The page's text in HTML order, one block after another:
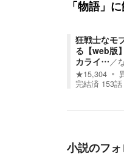
「物語」
狂戦士なモ
る【web版
カライ…／
★15,304
完結済 153話
小説のフ